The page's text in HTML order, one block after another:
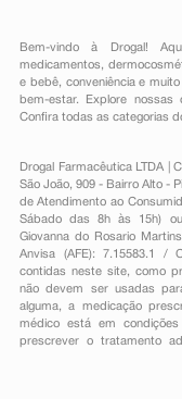
Bem-vindo à Drogal!
medicamentos ,
e bebê, conveniênciae muito
bem-estar. Explore
Confira todas as categorias
Drogal Farmacêutica LTDA |
São João, 909 - Bairro Alto -
de Atendimento ao
Sábado das 8h às 15h)
Giovanna do Rosario
Anvisa (AFE): 7.15583.1 /
contidas neste site, como
não devem ser usadas
alguma, a medicação
médico está em
prescrever o tratamento